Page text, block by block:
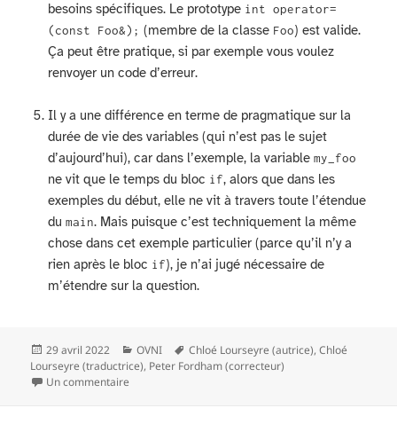
besoins spécifiques. Le prototype int operator=
(const Foo&); (membre de la classe Foo) est valide.
Ça peut être pratique, si par exemple vous voulez
renvoyer un code d’erreur.
Il y a une différence en terme de pragmatique sur la
durée de vie des variables (qui n’est pas le sujet
d’aujourd’hui), car dans l’exemple, la variablemy_foo
ne vit que le temps du bloc if, alors que dans les
exemples du début, elle ne vit à travers toute l’étendue
dumain. Mais puisque c’est techniquement la même
chose dans cet exemple particulier (parce qu’il n’y a
rien après le bloc if), je n’ai jugé nécessaire de
m’étendre sur la question.
Publié
le
29 avril 2022 Catégories
OVNI
Mots-
clés
Chloé Lourseyre (autrice),Chloé
Lourseyre (traductrice), Peter Fordham (correcteur)
Un commentaire